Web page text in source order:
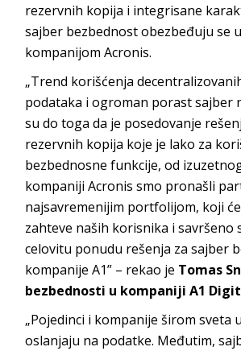
rezervnih kopija i integrisane
sajber bezbednost obezbeđuju se
kompanijom Acronis.
„Trend korišćenja
podataka i ogroman porast sajber
su do toga da je posedovanje
rezervnih kopija koje je lako za
bezbednosne funkcije, od
kompaniji Acronis smo pronašli
najsavremenijim portfolijom, koji
zahteve naših korisnika i savršeno
celovitu ponudu rešenja za sajber
kompanije A1” – rekao je Tomas
bezbednosti u kompaniji A1
„Pojedinci i kompanije širom sveta
oslanjaju na podatke. Međutim,